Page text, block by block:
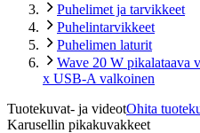
Puhelimet ja tarvikkeet
Puhelintarvikkeet
Puhelimen laturit
Wave 20 W pikalataava
x USB-A valkoinen
Tuotekuvat- ja videotOhita
Karusellin pikakuvakkeet